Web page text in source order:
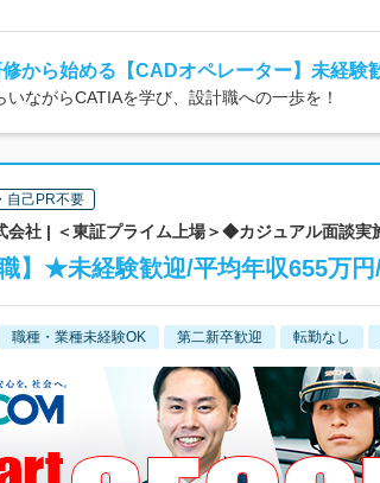
から始める【CADオペレーター】未経験
いながらCATIAを学び、設計職への一歩を！
自己PR不要
会社 | ＜東証プライム上場＞◆カジュアル面談実
職】★未経験歓迎/平均年収655万
職種・業種未経験OK 第二新卒歓迎 転勤なし